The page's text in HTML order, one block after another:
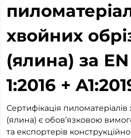
хвойних
(ялина) за EN
1:2016 +
Сертифікація
(ялина) є обов’язковою
та експортерів